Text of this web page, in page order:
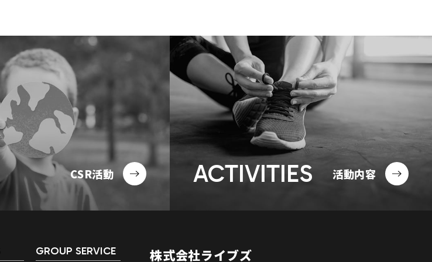
CSR活動 ACTIVITIES 活動内容
GROUP SERVICE 株式会社ライブズ